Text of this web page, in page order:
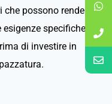
possono rendere
specifiche.
di investire in